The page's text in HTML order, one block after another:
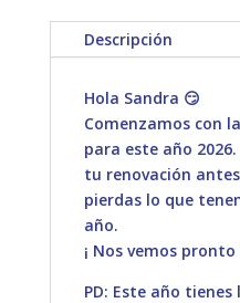
Descripción
Hola Sandra 😏
Comenzamos con
para este año
tu renovación
pierdas lo que
año.
¡ Nos vemos pronto
PD: Este año